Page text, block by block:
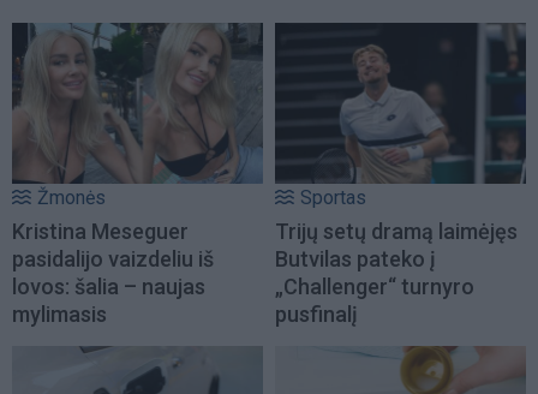
Žmonės
Kristina Meseguer
pasidalijo vaizdeliu iš
lovos: šalia – naujas
mylimasis
Sportas
Trijų setų dramą laimėjęs
Butvilas pateko į
„Challenger“ turnyro
pusfinalį